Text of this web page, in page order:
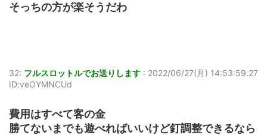
そっちの方が楽そうだわ
32: フルスロットルでお送りします : 2022/06/27(月) 14:53:59.27
ID:veOYMNCUd
費用はすべて客の金
勝てないまでも遊べればいいけど釘調整できるなら